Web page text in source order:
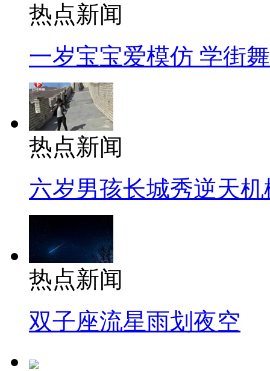
热点新闻
一岁宝宝爱模仿 学街
热点新闻
六岁男孩长城秀逆天机
热点新闻
双子座流星雨划夜空